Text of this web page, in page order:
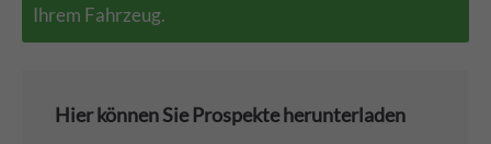
Ihrem Fahrzeug.
Hier können Sie Prospekte herunterladen